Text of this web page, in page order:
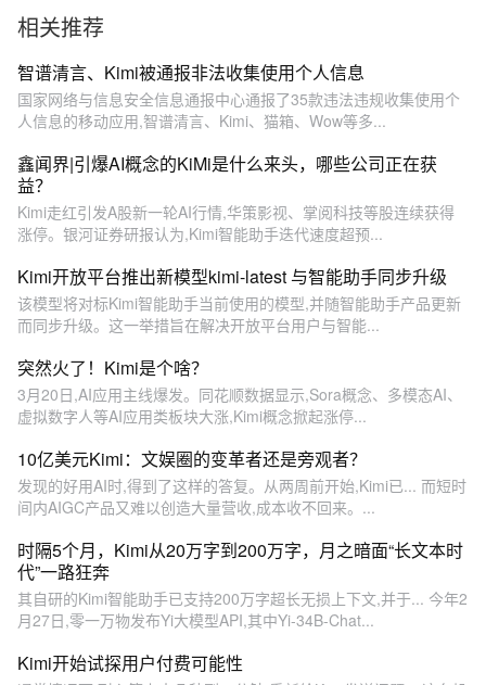
相关推荐
智谱清言、Kimi被通报非法收集使用个人信息
国家网络与信息安全信息通报中心通报了35款违法违规收集使用个
人信息的移动应用,智谱清言、Kimi、猫箱、Wow等多...
鑫闻界|引爆AI概念的KiMi是什么来头，哪些公司正在获
益？
Kimi走红引发A股新一轮AI行情,华策影视、掌阅科技等股连续获得
涨停。银河证券研报认为,Kimi智能助手迭代速度超预...
Kimi开放平台推出新模型kimi-latest 与智能助手同步升级
该模型将对标Kimi智能助手当前使用的模型,并随智能助手产品更新
而同步升级。这一举措旨在解决开放平台用户与智能...
突然火了！Kimi是个啥？
3月20日,AI应用主线爆发。同花顺数据显示,Sora概念、多模态AI、
虚拟数字人等AI应用类板块大涨,Kimi概念掀起涨停...
10亿美元Kimi：文娱圈的变革者还是旁观者？
发现的好用AI时,得到了这样的答复。从两周前开始,Kimi已... 而短时
间内AIGC产品又难以创造大量营收,成本收不回来。...
时隔5个月，Kimi从20万字到200万字，月之暗面“长文本时
代”一路狂奔
其自研的Kimi智能助手已支持200万字超长无损上下文,并于... 今年2
月27日,零一万物发布Yi大模型API,其中Yi-34B-Chat...
Kimi开始试探用户付费可能性